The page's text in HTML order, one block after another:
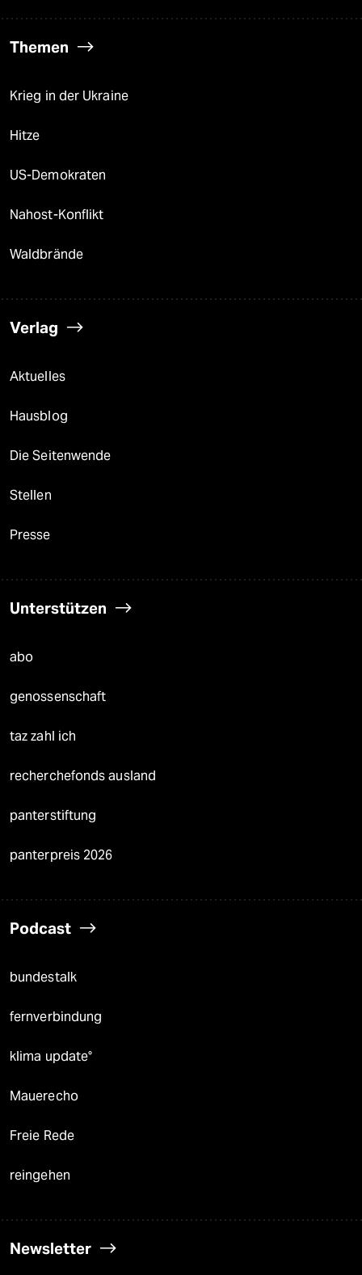
Themen
Krieg in der Ukraine
Hitze
US-Demokraten
Nahost-Konflikt
Waldbrände
Verlag
Aktuelles
Hausblog
Die Seitenwende
Stellen
Presse
Unterstützen
abo
genossenschaft
taz zahl ich
recherchefonds ausland
panterstiftung
panterpreis 2026
Podcast
bundestalk
fernverbindung
klima update°
Mauerecho
Freie Rede
reingehen
Newsletter